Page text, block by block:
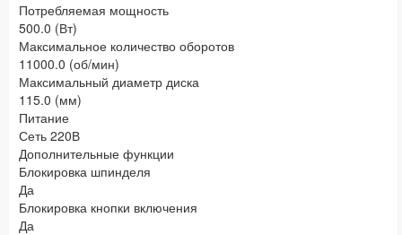
Потребляемая мощность
500.0 (Вт)
Максимальное количество оборотов
11000.0 (об/мин)
Максимальный диаметр диска
115.0 (мм)
Питание
Сеть 220В
Дополнительные функции
Блокировка шпинделя
Да
Блокировка кнопки включения
Да